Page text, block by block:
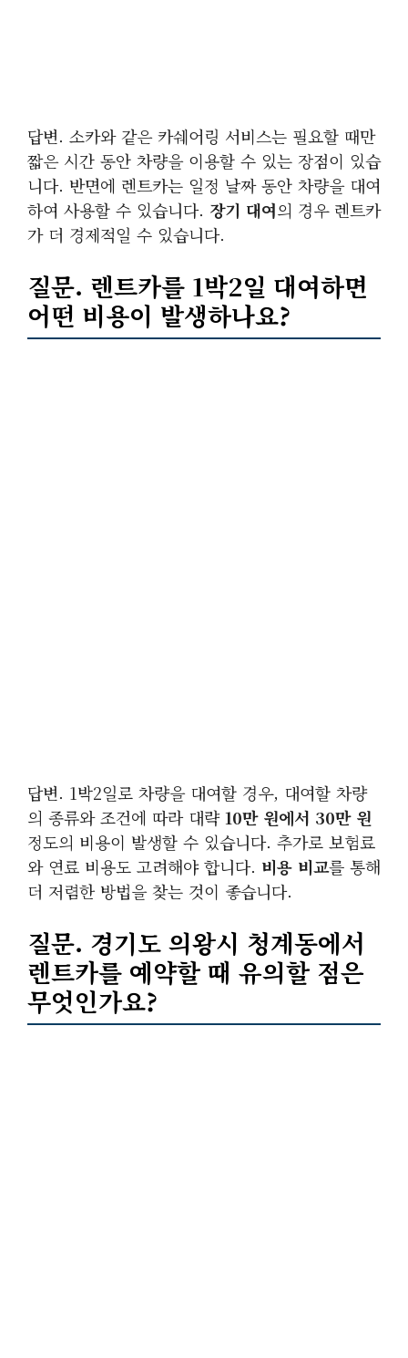
답변. 소카와 같은 카쉐어링 서비스는 필요할 때만
짧은 시간 동안 차량을 이용할 수 있는 장점이 있습
니다. 반면에 렌트카는 일정 날짜 동안 차량을 대여
하여 사용할 수 있습니다. 장기 대여의 경우 렌트카
가 더 경제적일 수 있습니다.
질문. 렌트카를 1박2일 대여하면
어떤 비용이 발생하나요?
답변. 1박2일로 차량을 대여할 경우, 대여할 차량
의 종류와 조건에 따라 대략10만 원에서 30만 원
정도의 비용이 발생할 수 있습니다. 추가로 보험료
와 연료 비용도 고려해야 합니다. 비용 비교를 통해
더 저렴한 방법을 찾는 것이 좋습니다.
질문. 경기도 의왕시 청계동에서
렌트카를 예약할 때 유의할 점은
무엇인가요?